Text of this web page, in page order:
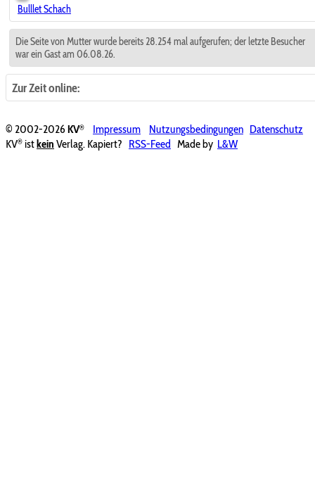
Bulllet Schach
Die Seite von Mutter wurde bereits 28.254 mal aufgerufen; der letzte Besucher
war ein Gast am 06.08.26.
Zur Zeit online:
© 2002-2026KV® Impressum Nutzungsbedingungen Datenschutz
KV® ist kein Verlag. Kapiert? RSS-Feed Made by L&W